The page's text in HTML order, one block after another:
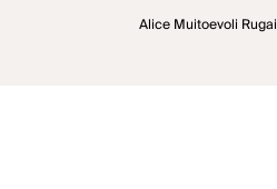
Alice Muitoevoli Rugai